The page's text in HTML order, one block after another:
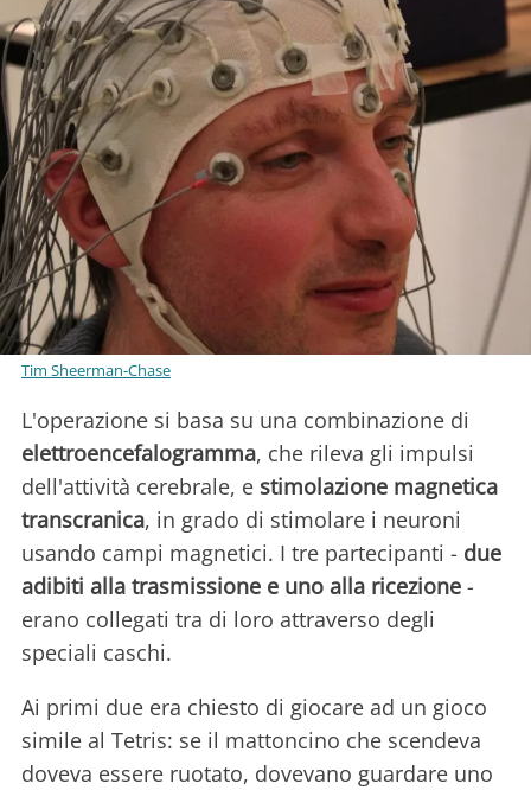
Tim Sheerman-Chase
L'operazione si basa su una combinazione di
elettroencefalogramma, che rileva gli impulsi
dell'attività cerebrale, e stimolazione magnetica
transcranica, in grado di stimolare i neuroni
usando campi magnetici. I tre partecipanti - due
adibiti alla trasmissione e uno alla ricezione -
erano collegati tra di loro attraverso degli
speciali caschi.
Ai primi due era chiesto di giocare ad un gioco
simile al Tetris: se il mattoncino che scendeva
doveva essere ruotato, dovevano guardare uno